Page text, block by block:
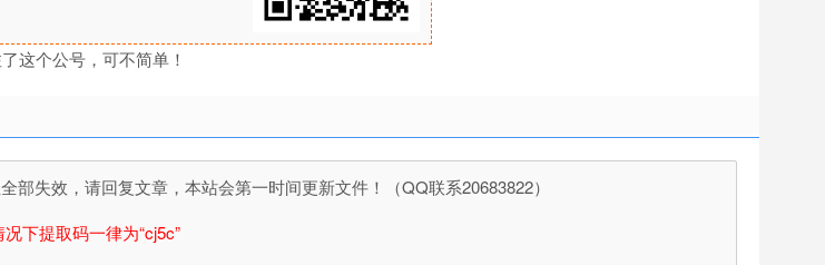
这个公号，可不简单！
失效，请回复文章，本站会第一时间更新文件！（QQ联系20683822）
下提取码一律为“cj5c”